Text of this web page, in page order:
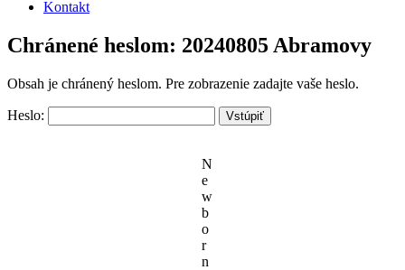
Kontakt
Chránené heslom: 20240805 Abramovy
Obsah je chránený heslom. Pre zobrazenie zadajte vaše heslo.
Heslo:
N
e
w
b
o
r
n